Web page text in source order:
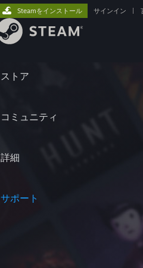
ストア
コミュニティ
詳細
サポート
Steamをインストール サインイン